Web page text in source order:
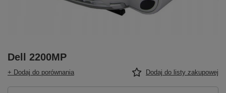
Dell 2200MP
+ Dodaj do porównania Dodaj do listy zakupowej